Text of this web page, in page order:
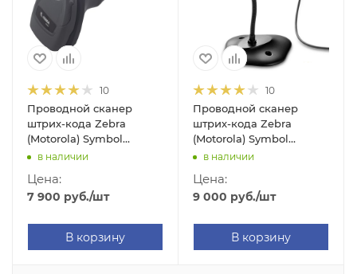
10
Проводной сканер
штрих-кода Zebra
(Motorola) Symbol
DS2208 (2D, USB,
Cradle)
в наличии
Цена:
7 900 руб./шт
В корзину
10
Проводной сканер
штрих-кода Zebra
(Motorola) Symbol
DS2208 (2D, черный, с
в наличии
Цена:
9 000 руб./шт
В корзину